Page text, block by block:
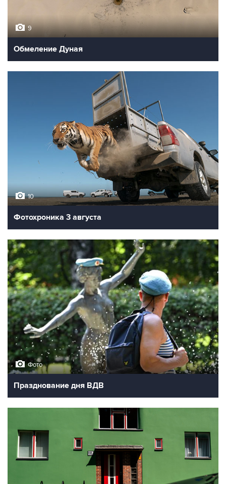
9
Обмеление Дуная
10
Фотохроника 3 августа
Фото
Празднование дня ВДВ